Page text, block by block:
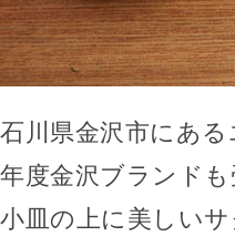
石川県金沢市にあ
年度金沢ブランド
小皿の上に美しい